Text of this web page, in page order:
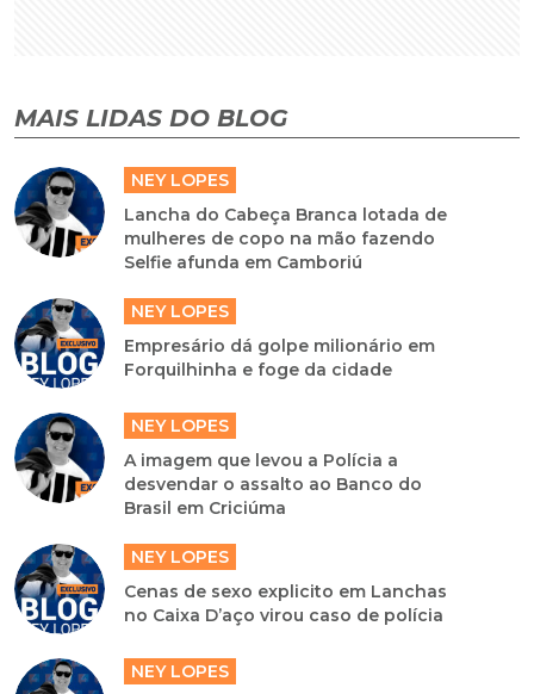
MAIS LIDAS DO BLOG
NEY LOPES
Lancha do Cabeça Branca lotada de
mulheres de copo na mão fazendo
Selfie afunda em Camboriú
NEY LOPES
Empresário dá golpe milionário em
Forquilhinha e foge da cidade
NEY LOPES
A imagem que levou a Polícia a
desvendar o assalto ao Banco do
Brasil em Criciúma
NEY LOPES
Cenas de sexo explicito em Lanchas
no Caixa D’aço virou caso de polícia
NEY LOPES